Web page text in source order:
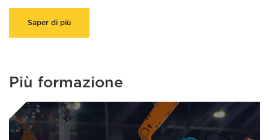
Saper di più
Più formazione